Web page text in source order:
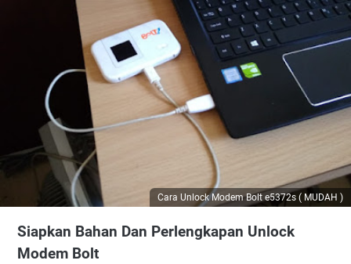
Cara Unlock Modem Bolt e5372s ( MUDAH )
Siapkan Bahan Dan Perlengkapan Unlock
Modem Bolt